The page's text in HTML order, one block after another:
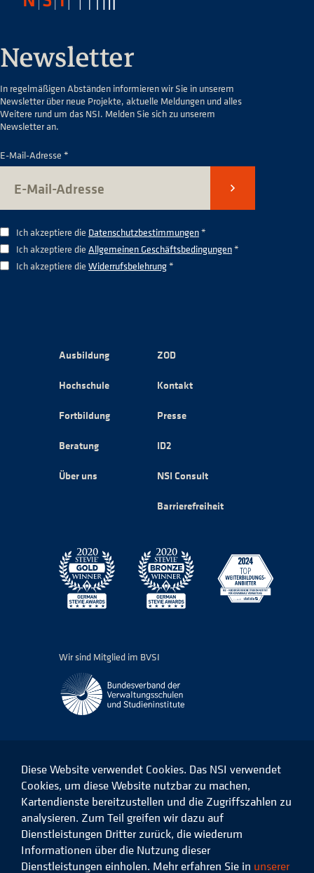
Newsletter
In regelmäßigen Abständen informieren wir Sie in unserem
Newsletter über neue Projekte, aktuelle Meldungen und alles
Weitere rund um das NSI. Melden Sie sich zu unserem
Newsletter an.
E-Mail-Adresse *
Senden
Ich akzeptiere die Datenschutzbestimmungen*
Ich akzeptiere die Allgemeinen Geschäftsbedingungen*
Ich akzeptiere die Widerrufsbelehrung*
Ausbildung
Hochschule
Fortbildung
Beratung
Über uns
ZOD
Kontakt
Presse
ID2
NSI Consult
Barrierefreiheit
Wir sind Mitglied im BVSI
Das
NSI
Facebook
Das
NSI
auf
LinkedIn
Das
NSI
auf
Instagram
Das
Xing
Datenschutz Impressum
Diese Website verwendet Cookies. Das NSI verwendet
Cookies, um diese Website nutzbar zu machen,
Kartendienste bereitzustellen und die Zugriffszahlen zu
analysieren. Zum Teil greifen wir dazu auf
Dienstleistungen Dritter zurück, die wiederum
Informationen über die Nutzung dieser
Dienstleistungen einholen. Mehr erfahren Sie in unserer